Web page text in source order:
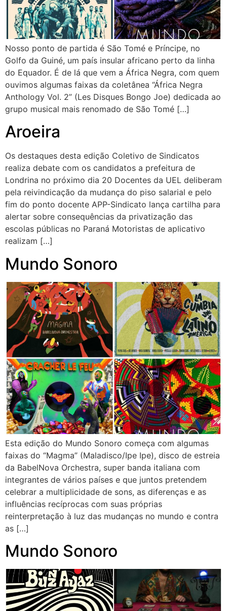
Nosso ponto de partida é São Tomé e Príncipe, no
Golfo da Guiné, um país insular africano perto da linha
do Equador. É de lá que vem a África Negra, com quem
ouvimos algumas faixas da coletânea “África Negra
Anthology Vol. 2” (Les Disques Bongo Joe) dedicada ao
grupo musical mais renomado de São Tomé […]
Aroeira
Os destaques desta edição Coletivo de Sindicatos
realiza debate com os candidatos a prefeitura de
Londrina no próximo dia 20 Docentes da UEL deliberam
pela reivindicação da mudança do piso salarial e pelo
fim do ponto docente APP-Sindicato lança cartilha para
alertar sobre consequências da privatização das
escolas públicas no Paraná Motoristas de aplicativo
realizam […]
Mundo Sonoro
Esta edição do Mundo Sonoro começa com algumas
faixas do “Magma” (Maladisco/Ipe Ipe), disco de estreia
da BabelNova Orchestra, super banda italiana com
integrantes de vários países e que juntos pretendem
celebrar a multiplicidade de sons, as diferenças e as
influências recíprocas com suas próprias
reinterpretação à luz das mudanças no mundo e contra
as […]
Mundo Sonoro